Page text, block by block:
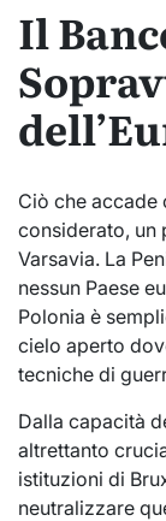
Il
Ciò che accade
considerato, un
Varsavia. La
nessun Paese
Polonia è
cielo aperto
tecniche di
Dalla capacità
altrettanto
istituzioni di
neutralizzare